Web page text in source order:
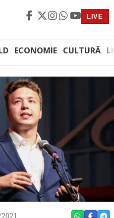
LIVE
ECONOMIE CULTURĂ